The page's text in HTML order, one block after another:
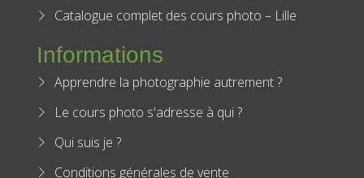
Informations
Apprendre la photographie autrement ?
Le cours photo s'adresse à qui ?
Qui suis je ?
Conditions générales de vente
Où intervenons nous pour un cours photo ?